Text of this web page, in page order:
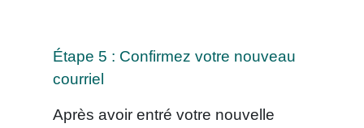
Étape 5 : Confirmez votre nouveau
courriel
Après avoir entré votre nouvelle